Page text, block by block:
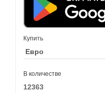
Купить
В количестве